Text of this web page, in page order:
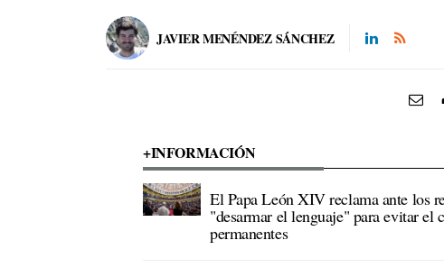
JAVIER MENÉNDEZ SÁNCHEZ
+INFORMACIÓN
El Papa León XIV reclama ante los
"desarmar el lenguaje" para evitar
permanentes